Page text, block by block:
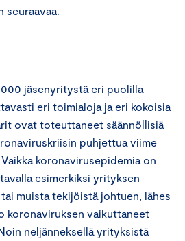
seuraavaa.
000 jäsenyritystä eri puolilla
eri toimialoja ja eri kokoisia
ovat toteuttaneet säännöllisiä
puhjettua viime
koronavirusepidemia on
esimerkiksi yrityksen
muista tekijöistä johtuen, lähes
koronaviruksen vaikuttaneet
neljänneksellä yrityksistä